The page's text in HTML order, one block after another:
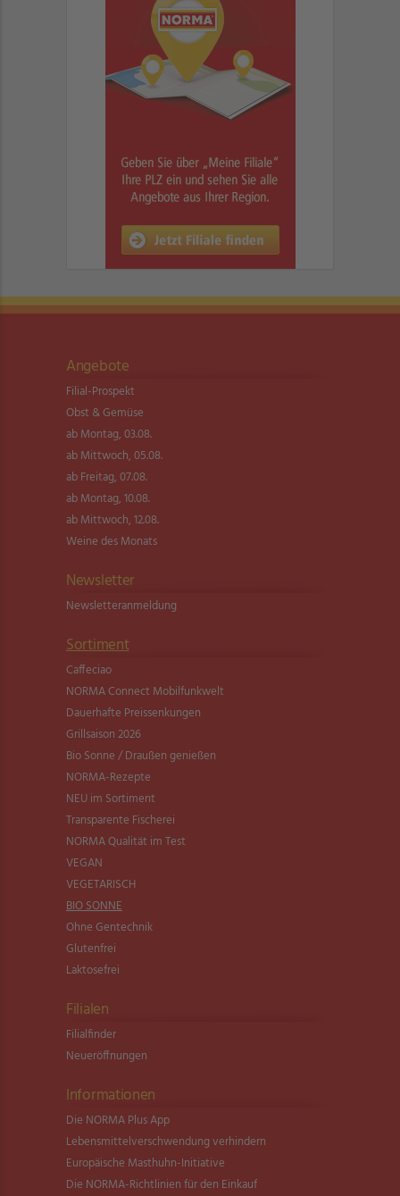
Angebote
Filial-Prospekt
Obst & Gemüse
ab Montag, 03.08.
ab Mittwoch, 05.08.
ab Freitag, 07.08.
ab Montag, 10.08.
ab Mittwoch, 12.08.
Weine des Monats
Newsletter
Newsletter­anmeldung
Sortiment
Caffeciao
NORMA Connect Mobilfunkwelt
Dauerhafte Preissenkungen
Grillsaison 2026
Bio Sonne / Draußen genießen
NORMA-Rezepte
NEU im Sortiment
Transparente Fischerei
NORMA Qualität im Test
VEGAN
VEGETARISCH
BIO SONNE
Ohne Gentechnik
Glutenfrei
Laktosefrei
Filialen
Filialfinder
Neueröffnungen
Informationen
Die NORMA Plus App
Lebensmittel­verschwendung verhindern
Europäische Masthuhn-Initiative
Die NORMA-Richtlinien für den Einkauf